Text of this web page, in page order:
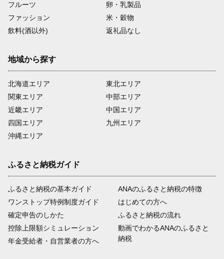
フルーツ
卵・乳製品
ファッション
米・穀物
飲料(酒以外)
返礼品なし
地域から探す
北海道エリア
関東エリア
近畿エリア
四国エリア
沖縄エリア
東北エリア
中部エリア
中国エリア
九州エリア
ふるさと納税ガイド
ふるさと納税の基本ガイド
ワンストップ特例制度ガイド
確定申告のしかた
控除上限額シミュレーション
年金受給者・自営業者の方へ
ANAのふるさと納税の特徴
はじめての方へ
ふるさと納税の流れ
動画でわかるANAのふるさと
納税